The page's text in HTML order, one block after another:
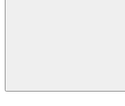
Buscar